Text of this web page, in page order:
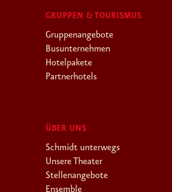
GRUPPEN & TOURISMUS
Gruppenangebote
Busunternehmen
Hotelpakete
Partnerhotels
ÜBER UNS
Schmidt unterwegs
Unsere Theater
Stellenangebote
Ensemble